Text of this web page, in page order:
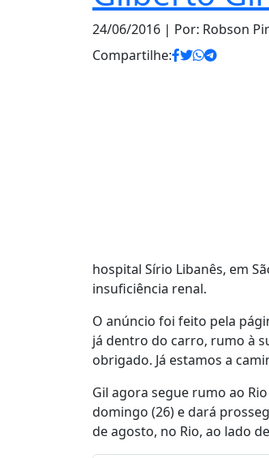
24/06/2016 | Por: Robson
Compartilhe:
hospital Sírio Libanês, em
insuficiência renal.
O anúncio foi feito pela
já dentro do carro, rumo à
obrigado. Já estamos a
Gil agora segue rumo ao
domingo (26) e dará
de agosto, no Rio, ao lado